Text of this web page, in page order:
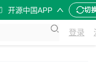
开源中国APP 切
登录